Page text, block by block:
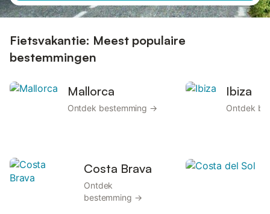
Fietsvakantie: Meest populaire
bestemmingen
Mallorca
Ontdek bestemming →
Ibiza
Ontdek
Costa Brava
Ontdek
bestemming →